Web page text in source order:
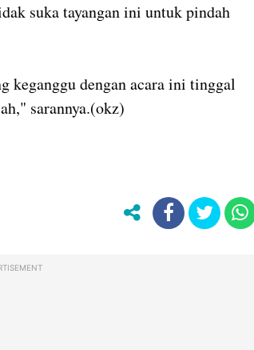
suka tayangan ini untuk pindah
keganggu dengan acara ini tinggal
sarannya.(okz)